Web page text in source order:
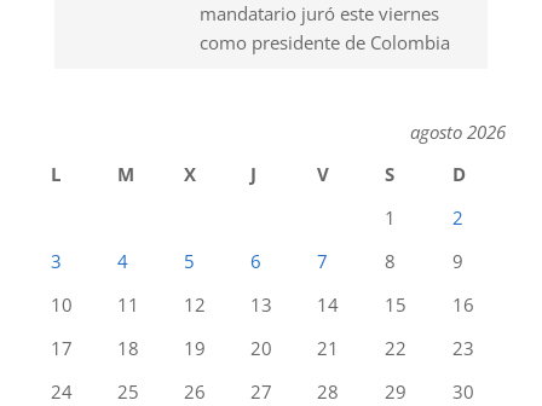
mandatario juró este viernes
como presidente de Colombia
agosto 2026
L
M X J V S
D
1
2
3
4 5 6 7 8
9
10
11 12 13 14 15
16
17
18 19 20 21 22
23
24
25 26 27 28 29
30